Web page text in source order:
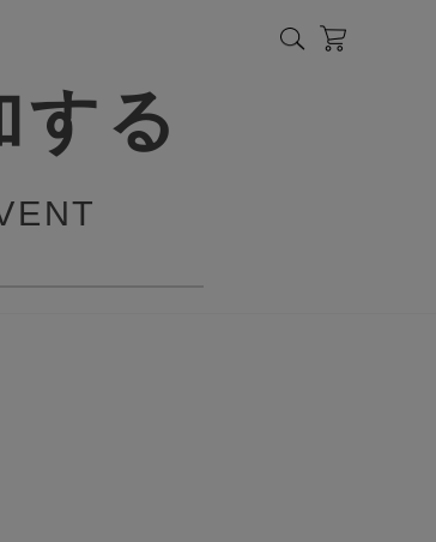
する